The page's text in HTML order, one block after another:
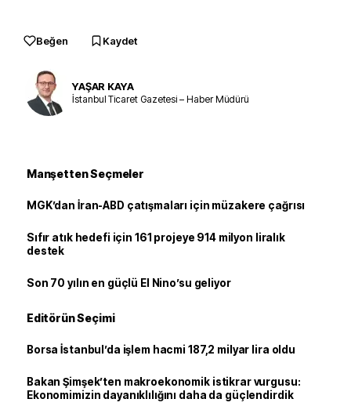
Beğen Kaydet
YAŞAR KAYA
İstanbul Ticaret Gazetesi – Haber Müdürü
Manşetten Seçmeler
MGK’dan İran-ABD çatışmaları için müzakere çağrısı
Sıfır atık hedefi için 161 projeye 914 milyon liralık
destek
Son 70 yılın en güçlü El Nino’su geliyor
Editörün Seçimi
Borsa İstanbul’da işlem hacmi 187,2 milyar lira oldu
Bakan Şimşek’ten makroekonomik istikrar vurgusu:
Ekonomimizin dayanıklılığını daha da güçlendirdik